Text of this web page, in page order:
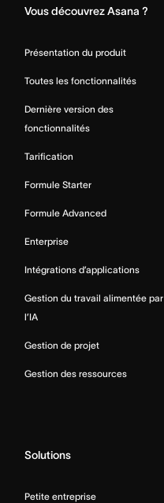
Vous découvrez Asana ?
Présentation du produit
Toutes les fonctionnalités
Dernière version des
fonctionnalités
Tarification
Formule Starter
Formule Advanced
Enterprise
Intégrations d’applications
Gestion du travail alimentée par
l’IA
Gestion de projet
Gestion des ressources
Solutions
Petite entreprise